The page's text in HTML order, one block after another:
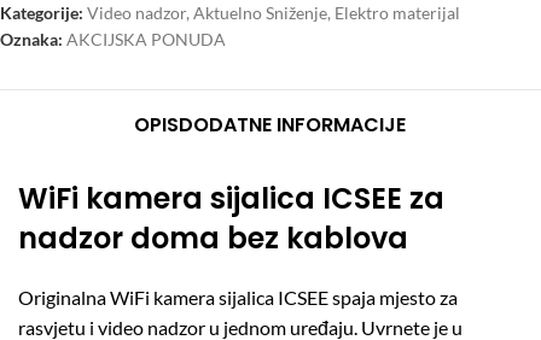
Kategorije: Video nadzor, Aktuelno Sniženje, Elektro materijal
Oznaka: AKCIJSKA PONUDA
OPISDODATNE INFORMACIJE
WiFi kamera sijalica ICSEE za
nadzor doma bez kablova
Originalna WiFi kamera sijalica ICSEE spaja mjesto za
rasvjetu i video nadzor u jednom uređaju. Uvrnete je u